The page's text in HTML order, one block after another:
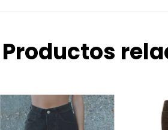
Productos